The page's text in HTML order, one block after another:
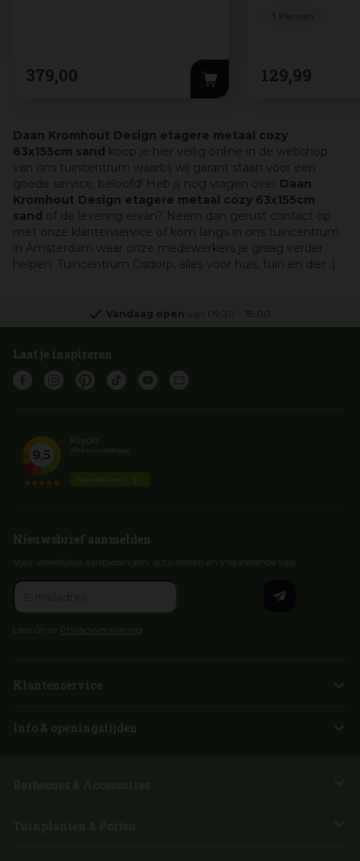
379,00 129,99
3 Kleuren
Daan Kromhout Design etagere metaal cozy
63x155cm sand koop je hier veilig online in de webshop
van ons tuincentrum waarbij wij garant staan voor een
goede service, beloofd! Heb jij nog vragen over Daan
Kromhout Design etagere metaal cozy 63x155cm
sand of de levering ervan? Neem dan gerust contact op
met onze klantenservice of kom langs in ons tuincentrum
in Amsterdam waar onze medewerkers je graag verder
helpen. Tuincentrum Osdorp, alles voor huis, tuin en dier :)
Vandaag open van 09:30 18:00
Laat je inspireren
Nieuwsbrief aanmelden
Voor wekelijkse aanbiedingen, activiteiten en inspirerende tips
Lees onze Privacyverklaring
Klantenservice
Info & openingstijden